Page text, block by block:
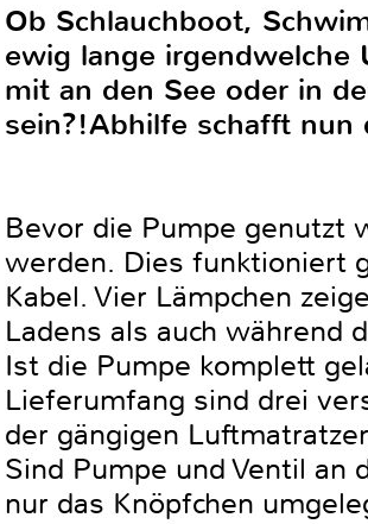
Ob Schlauchboot,
ewig lange irgendwelche
mit an den See oder in
sein?!Abhilfe schafft nun
Bevor die Pumpe genutzt
werden. Dies funktioniert
Kabel. Vier Lämpchen
Ladens als auch während
Ist die Pumpe komplett
Lieferumfang sind drei
der gängigen
Sind Pumpe und Ventil an
nur das Knöpfchen